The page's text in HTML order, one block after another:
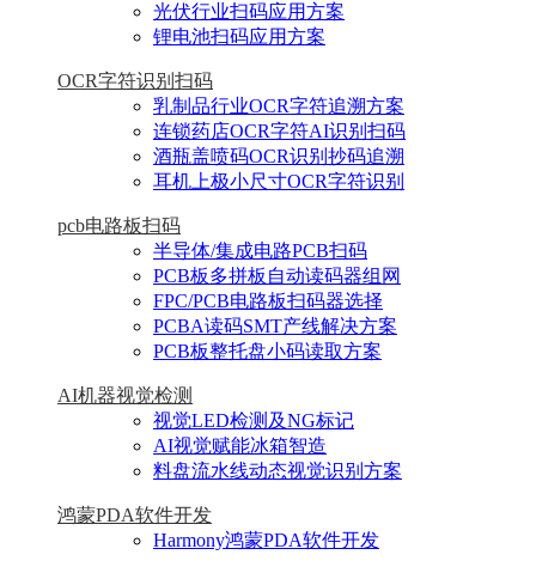
光伏行业扫码应用方案
锂电池扫码应用方案
OCR字符识别扫码
乳制品行业OCR字符追溯方案
连锁药店OCR字符AI识别扫码
酒瓶盖喷码OCR识别抄码追溯
耳机上极小尺寸OCR字符识别
pcb电路板扫码
半导体/集成电路PCB扫码
PCB板多拼板自动读码器组网
FPC/PCB电路板扫码器选择
PCBA读码SMT产线解决方案
PCB板整托盘小码读取方案
AI机器视觉检测
视觉LED检测及NG标记
AI视觉赋能冰箱智造
料盘流水线动态视觉识别方案
鸿蒙PDA软件开发
Harmony鸿蒙PDA软件开发